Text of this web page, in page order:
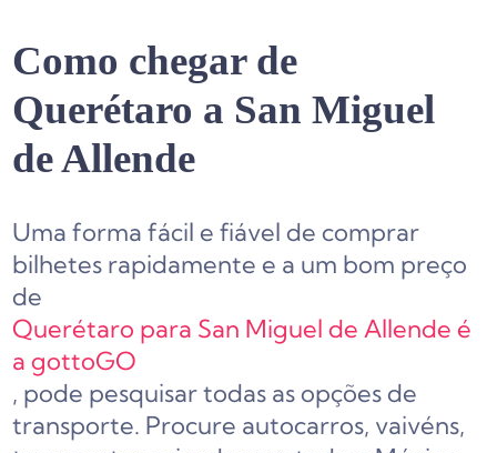
Como chegar de
Querétaro a San Miguel
de Allende
Uma forma fácil e fiável de comprar
bilhetes rapidamente e a um bom preço
de
Querétaro para San Miguel de Allende é
a gottoGO
, pode pesquisar todas as opções de
transporte. Procure autocarros, vaivéns,